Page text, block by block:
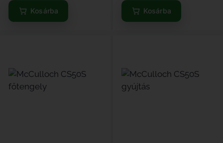
Kosárba Kosárba